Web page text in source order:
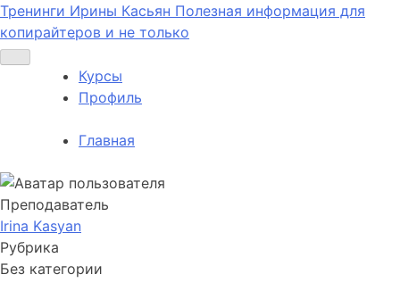
Тренинги Ирины Касьян Полезная информация для
копирайтеров и не только
Курсы
Профиль
Главная
Преподаватель
Irina Kasyan
Рубрика
Без категории